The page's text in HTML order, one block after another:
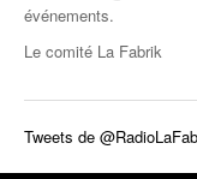
événements.
Le comité La Fabrik
Tweets de